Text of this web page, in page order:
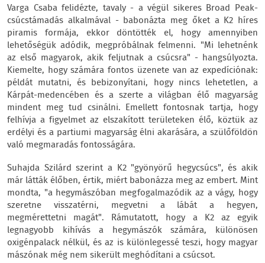
Varga Csaba felidézte, tavaly - a végül sikeres Broad Peak-
csúcstámadás alkalmával - babonázta meg őket a K2 híres
piramis formája, ekkor döntötték el, hogy amennyiben
lehetőségük adódik, megpróbálnak felmenni. "Mi lehetnénk
az első magyarok, akik feljutnak a csúcsra" - hangsúlyozta.
Kiemelte, hogy számára fontos üzenete van az expedíciónak:
példát mutatni, és bebizonyítani, hogy nincs lehetetlen, a
Kárpát-medencében és a szerte a világban élő magyarság
mindent meg tud csinálni. Emellett fontosnak tartja, hogy
felhívja a figyelmet az elszakított területeken élő, köztük az
erdélyi és a partiumi magyarság élni akarására, a szülőföldön
való megmaradás fontosságára.
Suhajda Szilárd szerint a K2 "gyönyörű hegycsúcs", és akik
már látták élőben, értik, miért babonázza meg az embert. Mint
mondta, "a hegymászóban megfogalmazódik az a vágy, hogy
szeretne visszatérni, megvetni a lábát a hegyen,
megmérettetni magát". Rámutatott, hogy a K2 az egyik
legnagyobb kihívás a hegymászók számára, különösen
oxigénpalack nélkül, és az is különlegessé teszi, hogy magyar
mászónak még nem sikerült meghódítani a csúcsot.